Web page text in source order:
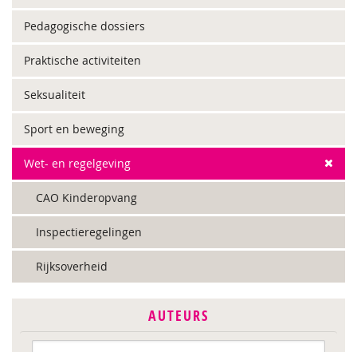
Pedagogische dossiers
Praktische activiteiten
Seksualiteit
Sport en beweging
Wet- en regelgeving
CAO Kinderopvang
Inspectieregelingen
Rijksoverheid
AUTEURS